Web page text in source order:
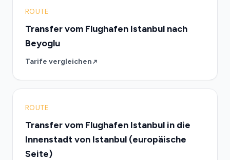
ROUTE
Transfer vom Flughafen Istanbul nach
Beyoglu
Tarife vergleichen
ROUTE
Transfer vom Flughafen Istanbul in die
Innenstadt von Istanbul (europäische
Seite)